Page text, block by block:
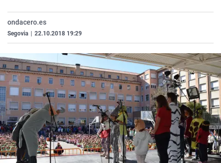
Como el perro y el
Equipo de
Operación Viuda
La Rioja
Navarra
País Vasco
Elecciones
ondacero.es
Segovia 22.10.2018 19:29